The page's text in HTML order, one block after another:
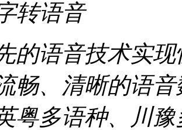
转语音
的语音技术实
畅、清晰的语
粤多语种、川